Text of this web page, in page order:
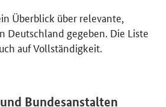
Überblick über relevante,
Deutschland gegeben. Die Liste
auf Vollständigkeit.
Bundesanstalten